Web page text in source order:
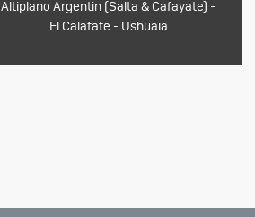
Altiplano Argentin (Salta & Cafayate) -
El Calafate - Ushuaïa